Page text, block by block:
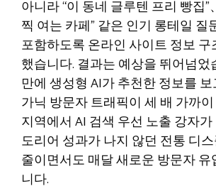
아니라 “이 동네 글루텐 프리 빵집”
찍 여는 카페” 같은 인기 롱테일 질
포함하도록 온라인 사이트 정보 구
했습니다. 결과는 예상을 뛰어넘었
만에 생성형 AI가 추천한 정보를
가닉 방문자 트래픽이 세 배 가까
지역에서 AI 검색 우선 노출 강자
도리어 성과가 나지 않던 전통 디
줄이면서도 매달 새로운 방문자
니다.